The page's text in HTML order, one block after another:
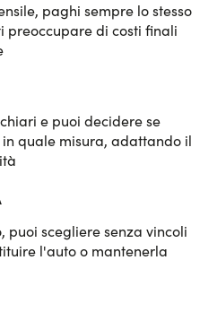
paghi sempre lo stesso
preoccupare di costi finali
e puoi decidere se
quale misura, adattando il
puoi scegliere senza vincoli
l'auto o mantenerla